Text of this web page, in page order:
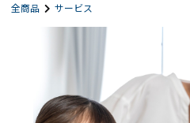
全商品 サービス